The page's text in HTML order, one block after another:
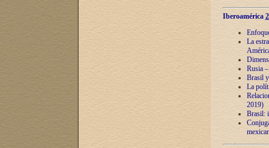
Iberoamérica
La
Rusia
Brasil
La
2019)
Brasil: